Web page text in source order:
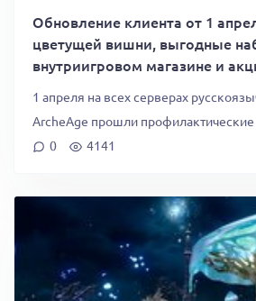
Обновление клиента от 1
цветущей вишни, выгодные
внутриигровом магазине и
1 апреля на всех серверах
ArcheAge прошли
0
4141